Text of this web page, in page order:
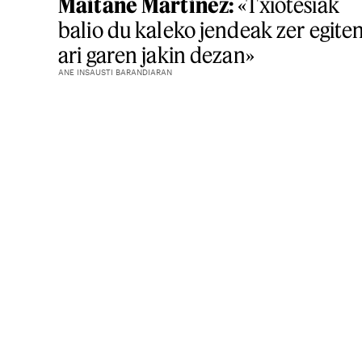
balio du kaleko jendeak zer
ari garen jakin dezan»
ANE INSAUSTI BARANDIARAN